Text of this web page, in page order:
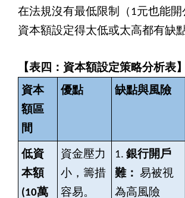
在法規沒有最低限制（1元也能
資本額設定得太低或太高都有缺點
【表四：資本額設定策略分析表】
資本
額區
間
優點 缺點與風險
低資
本額
(10萬
資金壓力
小，籌措
容易。
1. 銀行開戶
難： 易被視
為高風險